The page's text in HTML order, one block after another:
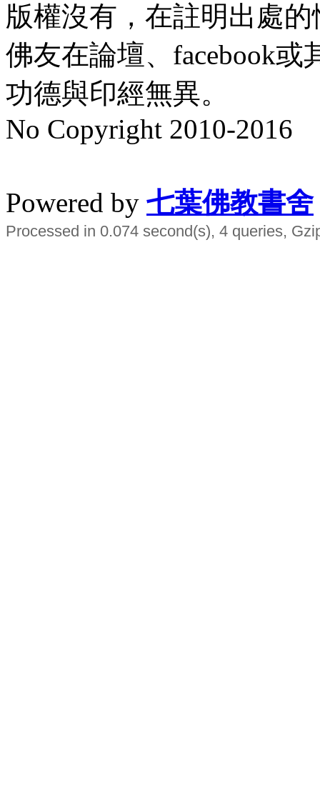
版權沒有，在註明出處
佛友在論壇、facebook
功德與印經無異。
No Copyright 2010-2016
Powered by 七葉佛教書舍
Processed in 0.074 second(s), 4 queries,